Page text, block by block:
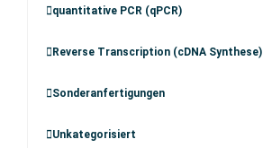
quantitative PCR (qPCR)
Reverse Transcription (cDNA Synthese)
Sonderanfertigungen
Unkategorisiert